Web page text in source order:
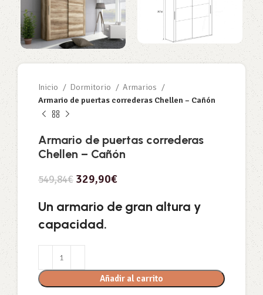
Inicio Dormitorio
Armarios
Armario de puertas correderas Chellen – Cañón
Armario de puertas correderas
Chellen – Cañón
549,84€ 329,90€
Un armario de gran altura y
capacidad.
Añadir al carrito